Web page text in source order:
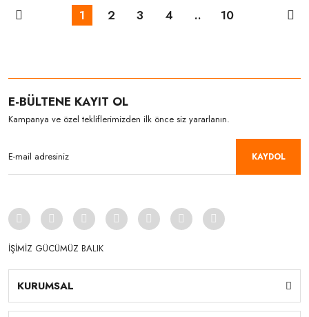
1 2 3 4 .. 10
E-BÜLTENE KAYIT OL
Kampanya ve özel tekliflerimizden ilk önce siz yararlanın.
KAYDOL
İŞİMİZ GÜCÜMÜZ BALIK
KURUMSAL